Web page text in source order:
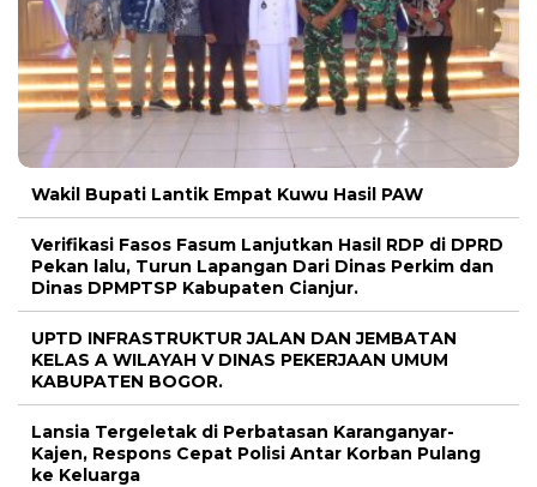
Wakil Bupati Lantik Empat Kuwu Hasil PAW
Verifikasi Fasos Fasum Lanjutkan Hasil RDP di DPRD
Pekan lalu, Turun Lapangan Dari Dinas Perkim dan
Dinas DPMPTSP Kabupaten Cianjur.
UPTD INFRASTRUKTUR JALAN DAN JEMBATAN
KELAS A WILAYAH V DINAS PEKERJAAN UMUM
KABUPATEN BOGOR.
Lansia Tergeletak di Perbatasan Karanganyar-
Kajen, Respons Cepat Polisi Antar Korban Pulang
ke Keluarga